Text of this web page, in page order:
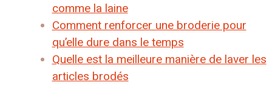
comme la laine
Comment renforcer une broderie pour
qu’elle dure dans le temps
Quelle est la meilleure manière de laver les
articles brodés